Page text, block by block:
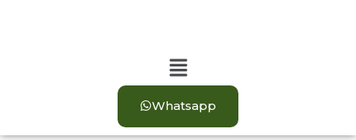
Whatsapp